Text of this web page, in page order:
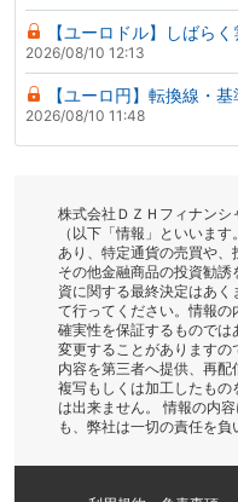
【ユーロドル】しばら
2026/08/10 12:13
【ユーロ円】転換線・
2026/08/10 11:48
株式会社ＤＺＨフィナン
（以下「情報」といいま
あり、特定通貨の売買や
その他金融商品の投資勧
資に関する最終決定はあ
て行ってください。情報の
確実性を保証するもので
変更することがあります
内容を第三者へ提供、再配
複写もしくは加工したもの
は出来ません。 情報の内
も、弊社は一切の責任を負